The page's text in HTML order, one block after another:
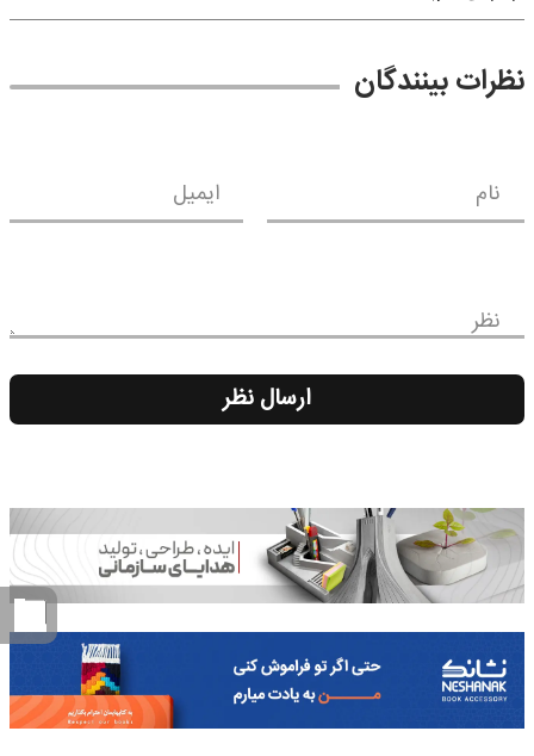
نظرات بینندگان
نام ایمیل
نظر
ارسال نظر